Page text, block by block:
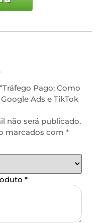
Pago: Como
Ads e TikTok
não será publicado.
marcados com *
*